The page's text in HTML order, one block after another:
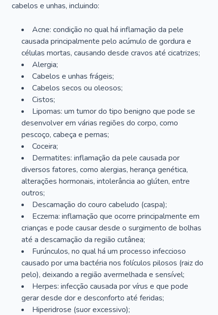
cabelos e unhas, incluindo:
Acne: condição no qual há inflamação da pele
causada principalmente pelo acúmulo de gordura e
células mortas, causando desde cravos até cicatrizes;
Alergia;
Cabelos e unhas frágeis;
Cabelos secos ou oleosos;
Cistos;
Lipomas: um tumor do tipo benigno que pode se
desenvolver em várias regiões do corpo, como
pescoço, cabeça e pernas;
Coceira;
Dermatites: inflamação da pele causada por
diversos fatores, como alergias, herança genética,
alterações hormonais, intolerância ao glúten, entre
outros;
Descamação do couro cabeludo (caspa);
Eczema: inflamação que ocorre principalmente em
crianças e pode causar desde o surgimento de bolhas
até a descamação da região cutânea;
Furúnculos, no qual há um processo infeccioso
causado por uma bactéria nos folículos pilosos (raiz do
pelo), deixando a região avermelhada e sensível;
Herpes: infecção causada por vírus e que pode
gerar desde dor e desconforto até feridas;
Hiperidrose (suor excessivo);